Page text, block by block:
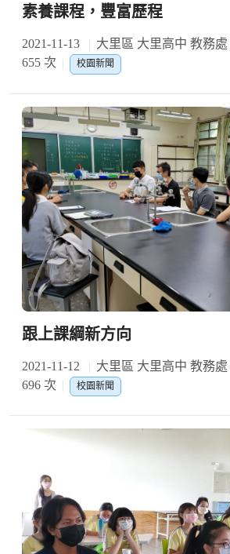
素養課程，豐富歷程
2021-11-13 大里區 大里高中 教務
655 次
校園新聞
跟上課綱新方向
2021-11-12 大里區 大里高中 教務
696 次
校園新聞